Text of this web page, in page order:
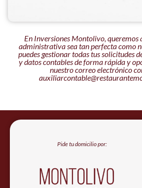
En Inversiones Montolivo, queremos
administrativa sea tan perfecta como
puedes gestionar todas tus solicitudes
y datos contables de forma rápida y
nuestro correo electrónico
Pide tu domicilio por: